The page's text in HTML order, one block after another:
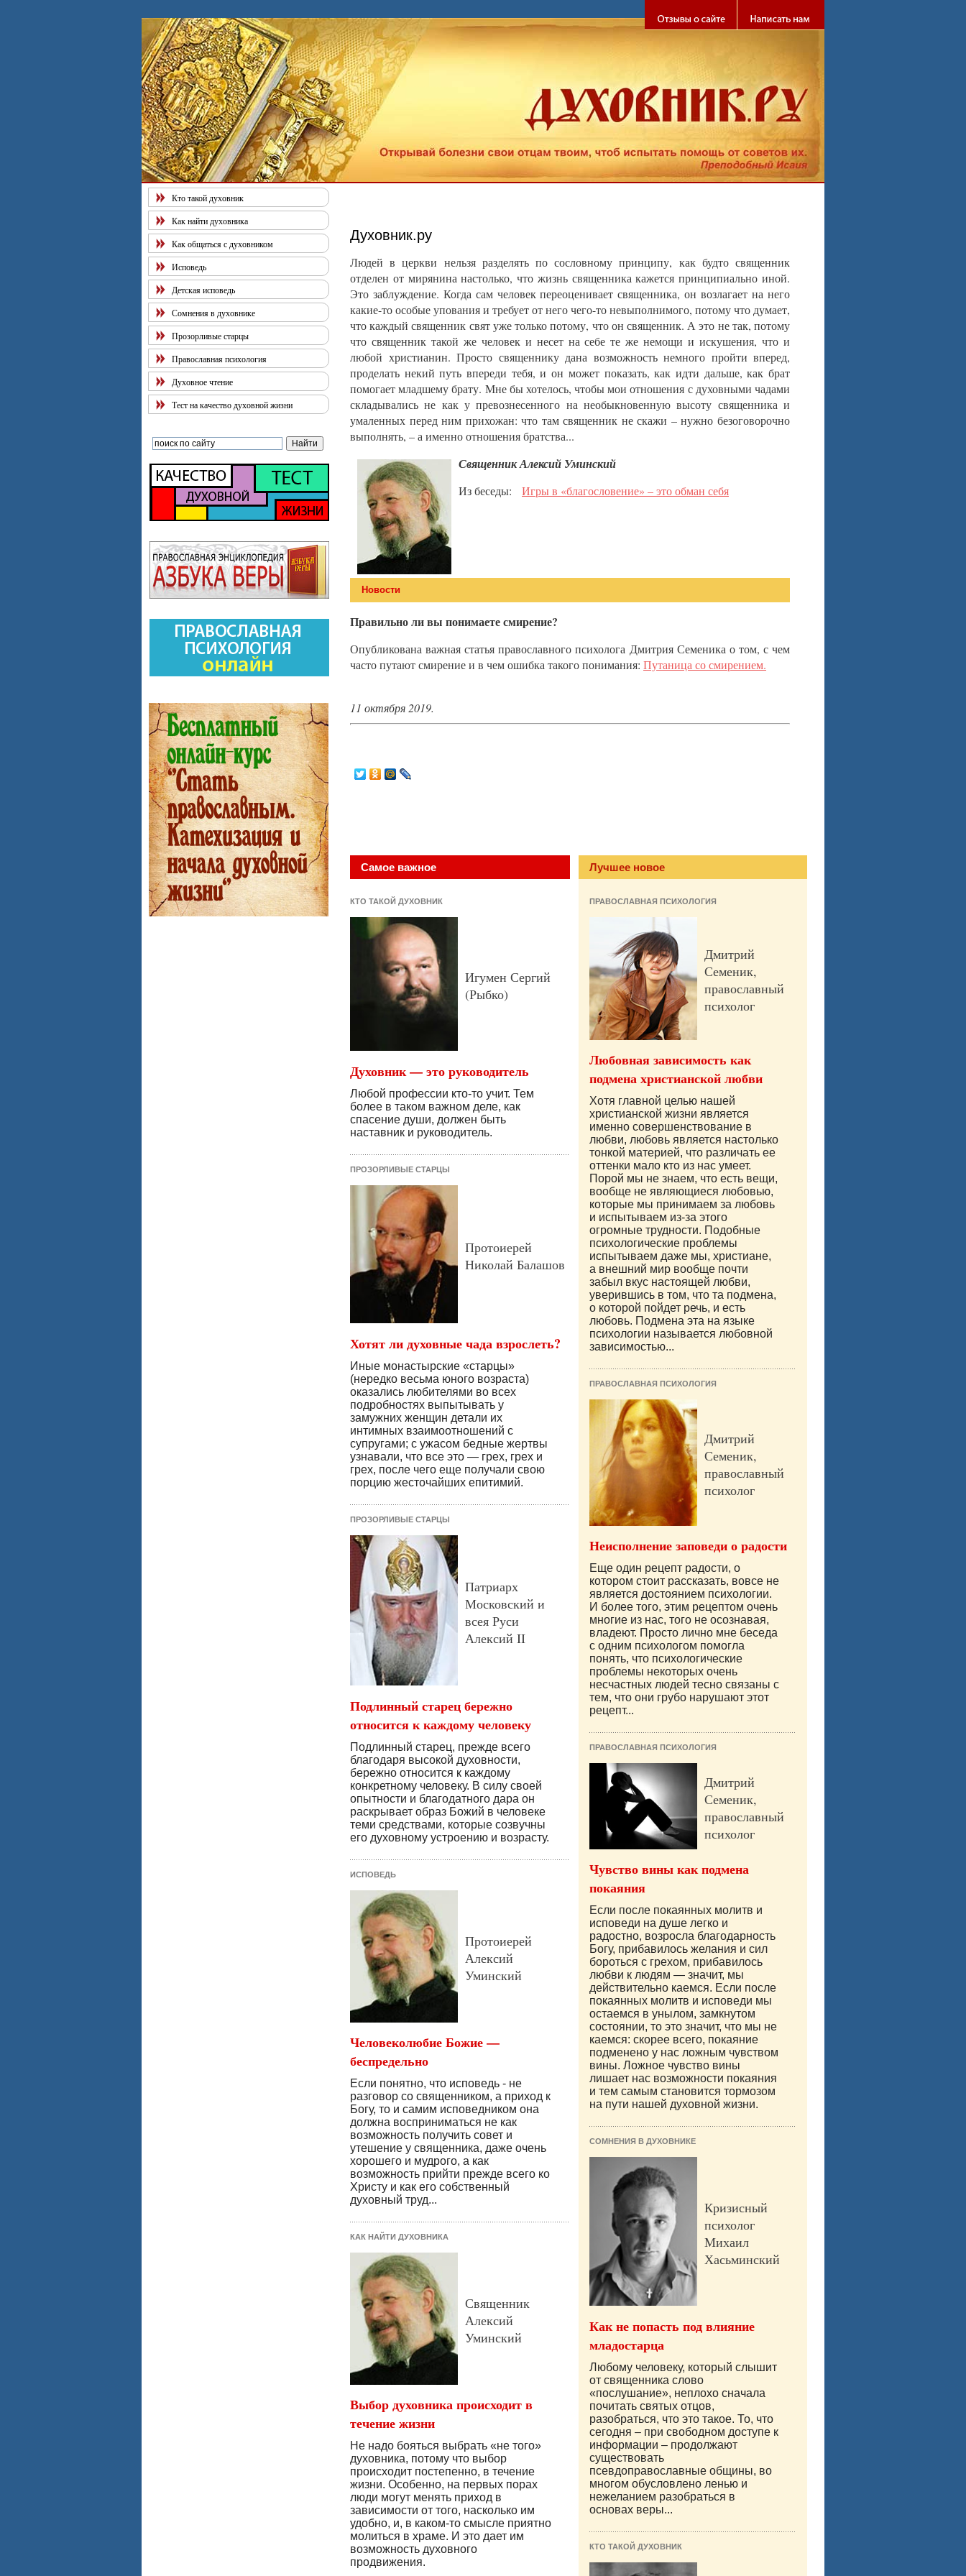
Рекомендуем наш "Тест на
качество духовной жизни".
Познай себя!
Духовник.ру
Людей в церкви нельзя разделять по сословному принципу, как будто священник
отделен от мирянина настолько, что жизнь священника кажется принципиально иной.
Это заблуждение. Когда сам человек переоценивает священника, он возлагает на него
какие-то особые упования и требует от него чего-то невыполнимого, потому что думает,
что каждый священник свят уже только потому, что он священник. А это не так, потому
что священник такой же человек и несет на себе те же немощи и искушения, что и
любой христианин. Просто священнику дана возможность немного пройти вперед,
проделать некий путь впереди тебя, и он может показать, как идти дальше, как брат
помогает младшему брату. Мне бы хотелось, чтобы мои отношения с духовными чадами
складывались не как у превознесенного на необыкновенную высоту священника и
умаленных перед ним прихожан: что там священник не скажи – нужно безоговорочно
выполнять, – а именно отношения братства...
Священник Алексий Уминский
Из беседы: Игры в «благословение» – это обман себя
Новости
Правильно ли вы понимаете смирение?
Опубликована важная статья православного психолога Дмитрия Семеника о том, с чем
часто путают смирение и в чем ошибка такого понимания: Путаница со смирением.
11 октября 2019.
Самое важное
КТО ТАКОЙ ДУХОВНИК
Игумен Сергий
(Рыбко)
Духовник — это руководитель
Любой профессии кто-то учит. Тем
более в таком важном деле, как
спасение души, должен быть
наставник и руководитель.
ПРОЗОРЛИВЫЕ СТАРЦЫ
Протоиерей
Николай Балашов
Хотят ли духовные чада взрослеть?
Иные монастырские «старцы»
(нередко весьма юного возраста)
оказались любителями во всех
подробностях выпытывать у
замужних женщин детали их
интимных взаимоотношений с
супругами; с ужасом бедные жертвы
узнавали, что все это — грех, грех и
грех, после чего еще получали свою
порцию жесточайших епитимий.
ПРОЗОРЛИВЫЕ СТАРЦЫ
Патриарх
Московский и
всея Руси
Алексий II
Подлинный старец бережно
относится к каждому человеку
Подлинный старец, прежде всего
благодаря высокой духовности,
бережно относится к каждому
конкретному человеку. В силу своей
опытности и благодатного дара он
раскрывает образ Божий в человеке
теми средствами, которые созвучны
его духовному устроению и возрасту.
ИСПОВЕДЬ
Протоиерей
Алексий
Уминский
Человеколюбие Божие —
беспредельно
Если понятно, что исповедь - не
разговор со священни­ком, а приход к
Богу, то и самим исповедником она
долж­на восприниматься не как
возможность получить совет и
утешение у священника, даже очень
хорошего и мудрого, а как
возможность прийти прежде всего ко
Христу и как его собственный
духовный труд...
КАК НАЙТИ ДУХОВНИКА
Священник
Алексий
Уминский
Выбор духовника происходит в
течение жизни
Не надо бояться выбрать «не того»
духовника, потому что выбор
происходит постепенно, в течение
жизни. Особенно, на первых порах
люди могут менять приход в
зависимости от того, насколько им
удобно, и, в каком-то смысле приятно
молиться в храме. И это дает им
возможность духовного
продвижения.
Лучшее новое
ПРАВОСЛАВНАЯ ПСИХОЛОГИЯ
Дмитрий
Семеник,
православный
психолог
Любовная зависимость как
подмена христианской любви
Хотя главной целью нашей
христианской жизни является
именно совершенствование в
любви, любовь является настолько
тонкой материей, что различать ее
оттенки мало кто из нас умеет.
Порой мы не знаем, что есть вещи,
вообще не являющиеся любовью,
которые мы принимаем за любовь
и испытываем из-за этого
огромные трудности. Подобные
психологические проблемы
испытываем даже мы, христиане,
а внешний мир вообще почти
забыл вкус настоящей любви,
уверившись в том, что та подмена,
о которой пойдет речь, и есть
любовь. Подмена эта на языке
психологии называется любовной
зависимостью...
ПРАВОСЛАВНАЯ ПСИХОЛОГИЯ
Дмитрий
Семеник,
православный
психолог
Неисполнение заповеди о радости
Еще один рецепт радости, о
котором стоит рассказать, вовсе не
является достоянием психологии.
И более того, этим рецептом очень
многие из нас, того не осознавая,
владеют. Просто лично мне беседа
с одним психологом помогла
понять, что психологические
проблемы некоторых очень
несчастных людей тесно связаны с
тем, что они грубо нарушают этот
рецепт...
ПРАВОСЛАВНАЯ ПСИХОЛОГИЯ
Дмитрий
Семеник,
православный
психолог
Чувство вины как подмена
покаяния
Если после покаянных молитв и
исповеди на душе легко и
радостно, возросла благодарность
Богу, прибавилось желания и сил
бороться с грехом, прибавилось
любви к людям — значит, мы
действительно каемся. Если после
покаянных молитв и исповеди мы
остаемся в унылом, замкнутом
состоянии, то это значит, что мы не
каемся: скорее всего, покаяние
подменено у нас ложным чувством
вины. Ложное чувство вины
лишает нас возможности покаяния
и тем самым становится тормозом
на пути нашей духовной жизни.
СОМНЕНИЯ В ДУХОВНИКЕ
Кризисный
психолог
Михаил
Хасьминский
Как не попасть под влияние
младостарца
Любому человеку, который слышит
от священника слово
«послушание», неплохо сначала
почитать святых отцов,
разобраться, что это такое. То, что
сегодня – при свободном доступе к
информации – продолжают
существовать
псевдоправославные общины, во
многом обусловлено ленью и
нежеланием разобраться в
основах веры...
КТО ТАКОЙ ДУХОВНИК
Кто такой духовник
Как найти духовника
Как общаться с духовником
Исповедь
Детская исповедь
Сомнения в духовнике
Прозорливые старцы
Православная психология
Духовное чтение
Тест на качество духовной жизни